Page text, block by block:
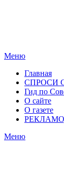
Меню
Главная
СПРОСИ
Гид по
О сайте
О газете
Меню